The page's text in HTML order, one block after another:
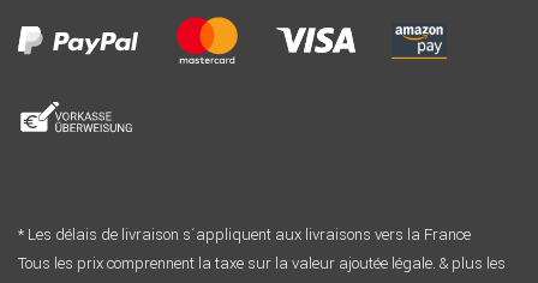
* Les délais de livraison s´appliquent aux livraisons vers la France
Tous les prix comprennent la taxe sur la valeur ajoutée légale. & plus les